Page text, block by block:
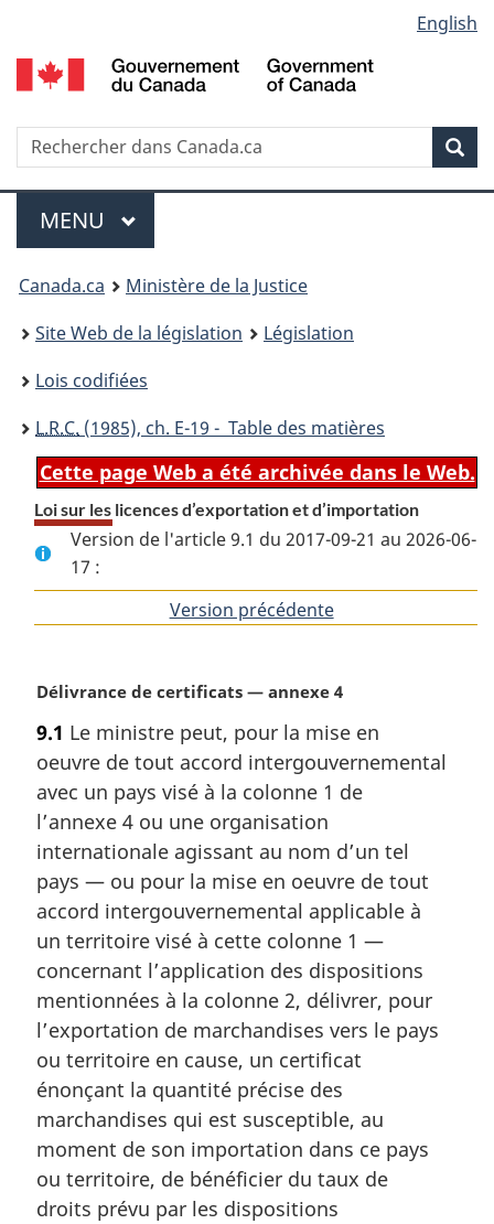
au
contenu
propos
de
la
HTML
simplifiée
selection
English
Recherche
Menu
MENU PRINCIPAL
You
are
here:
Canada.ca
Ministère de la Justice
Site Web de la législation
Législation
Lois codifiées
L.R.C. (1985), ch. E-19 - Table des matières
Cette page Web a été archivée dans le Web.
Loi sur les licences d’exportation et d’importation
Version de l'article 9.1 du 2017-09-21 au 2026-06-
17 :
Version précédentede
N
t
e
m
a
g
i
n
a
e
:
Délivrance de certificats — annexe 4
9.1 Le ministre peut, pour la mise en
oeuvre de tout accord intergouvernemental
avec un pays visé à la colonne 1 de
l’annexe 4 ou une organisation
internationale agissant au nom d’un tel
pays — ou pour la mise en oeuvre de tout
accord intergouvernemental applicable à
un territoire visé à cette colonne 1 —
concernant l’application des dispositions
mentionnées à la colonne 2, délivrer, pour
l’exportation de marchandises vers le pays
ou territoire en cause, un certificat
énonçant la quantité précise des
marchandises qui est susceptible, au
moment de son importation dans ce pays
ou territoire, de bénéficier du taux de
droits prévu par les dispositions